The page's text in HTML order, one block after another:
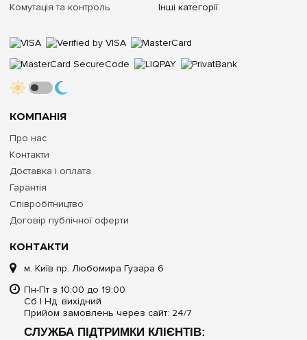
КОНТАКТИ
м. Київ пр. Любомира Гузара 6
Пн-Пт з 10:00 до 19:00
Сб | Нд: вихідний
Прийом замовлень через сайт: 24/7
СЛУЖБА ПІДТРИМКИ КЛІЄНТІВ:
КОМПАНІЯ
Про нас
Контакти
Доставка і оплата
Гарантія
Співробітництво
Договір публічної оферти
Комутація та контроль
Інші категорії